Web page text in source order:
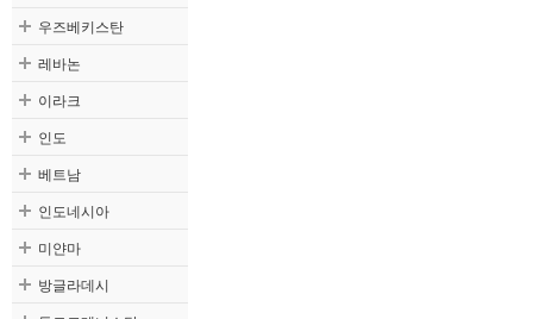
우즈베키스탄
레바논
이라크
인도
베트남
인도네시아
미얀마
방글라데시